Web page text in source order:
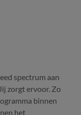
spectrum aan
zorgt ervoor. Zo
binnen
het